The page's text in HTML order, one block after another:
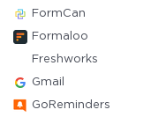
FormCan
Formaloo
Freshworks
Gmail
GoReminders